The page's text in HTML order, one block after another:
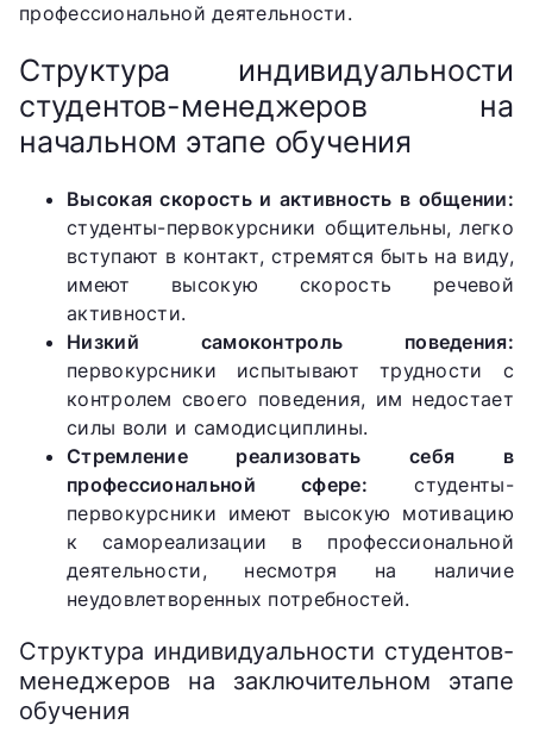
профессиональной деятельности.
Структура индивидуальности
студентов-менеджеров на
начальном этапе обучения
Высокая скорость и активность в общении:
студенты-первокурсники общительны, легко
вступают в контакт, стремятся быть на виду,
имеют высокую скорость речевой
активности.
Низкий самоконтроль поведения:
первокурсники испытывают трудности с
контролем своего поведения, им недостает
силы воли и самодисциплины.
Стремление реализовать себя в
профессиональной сфере: студенты-
первокурсники имеют высокую мотивацию
к самореализации в профессиональной
деятельности, несмотря на наличие
неудовлетворенных потребностей.
Структура индивидуальности студентов-
менеджеров на заключительном этапе
обучения